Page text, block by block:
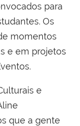
para
Os
momentos
e em projetos
e
que a gente